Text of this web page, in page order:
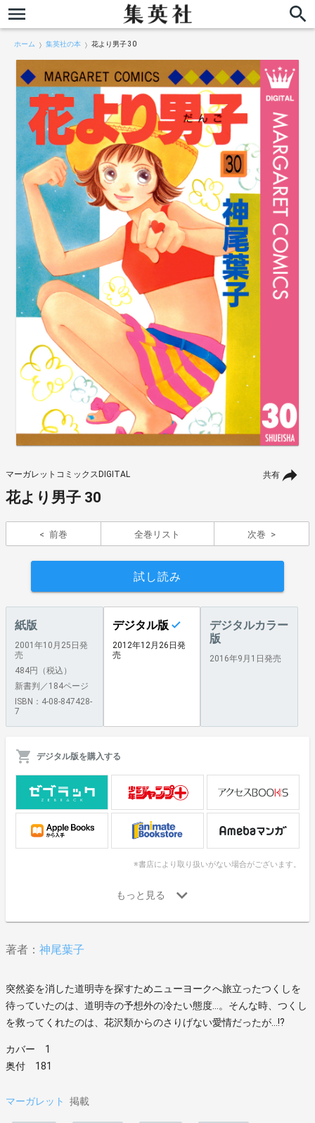
ホーム 集英社の本 花より男子 30
共有
マーガレットコミックスDIGITAL
花より男子 30
前巻 全巻リスト 次巻
試し読み
紙版
2001年10月25日発
売
484円（税込）
新書判／184ページ
ISBN：4-08-847428-
7
デジタル版
2012年12月26日発
売
デジタルカラー
版
2016年9月1日発売
デジタル版を購入する
※書店により取り扱いがない場合がございます。
著者： 神尾葉子
突然姿を消した道明寺を探すためニューヨークへ旅立ったつくしを
待っていたのは、道明寺の予想外の冷たい態度…。そんな時、つくし
を救ってくれたのは、花沢類からのさりげない愛情だったが…!?
カバー 1
奥付 181
マーガレット 掲載